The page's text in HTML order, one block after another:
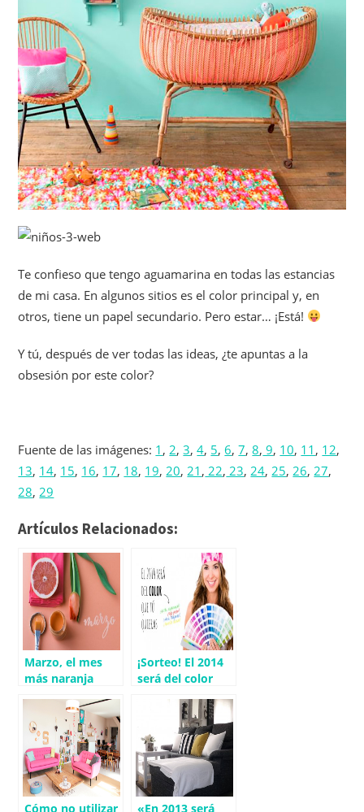
Te confieso que tengo aguamarina en todas las estancias
de mi casa. En algunos sitios es el color principal y, en
otros, tiene un papel secundario. Pero estar… ¡Está!
Y tú, después de ver todas las ideas, ¿te apuntas a la
obsesión por este color?
Fuente de las imágenes: 1 , 2,3,4, 5,6,7,8, 9, 10, 11 , 12,
13, 14, 15, 16, 17, 18, 19, 20, 21 , 22, 23, 24, 25, 26, 27,
28, 29
Artículos Relacionados:
Marzo, el mes
más naranja
¡Sorteo! El 2014
será del color
Cómo no utilizar «En 2013 será